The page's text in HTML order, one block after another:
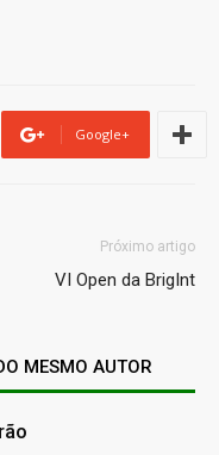
Google+
Próximo artigo
VI Open da BrigInt
MESMO AUTOR